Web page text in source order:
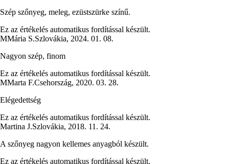
Szép szőnyeg, meleg, ezüstszürke színű.
Ez az értékelés automatikus fordítással készült.
MMária S.Szlovákia, 2024. 01. 08.
Nagyon szép, finom
Ez az értékelés automatikus fordítással készült.
MMarta F.Csehország, 2020. 03. 28.
Elégedettség
Ez az értékelés automatikus fordítással készült.
Martina J.Szlovákia, 2018. 11. 24.
A szőnyeg nagyon kellemes anyagból készült.
Ez az értékelés automatikus fordítással készült.